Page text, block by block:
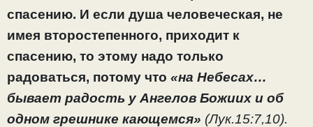
спасению. И если душа человеческая, не
имея второстепенного, приходит к
спасению, то этому надо только
радоваться, потому что «на Небесах…
бывает радость у Ангелов Божиих и об
одном грешнике кающемся» (Лук.15:7,10).